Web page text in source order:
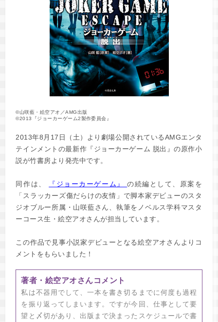
©山咲藍・絵空アオ／AMG出版
©2013『ジョーカーゲーム2製作委員会』
2013年8月17日（土）より劇場公開されているAMGエンタ
テインメントの最新作『ジョーカーゲーム 脱出』の原作小
説が竹書房より発売中です。
同作は、 『ジョーカーゲーム』の続編として、原案を
「スラッカーズ傷だらけの友情」で脚本家デビューのスタ
ジオブルー所属・山咲藍さん、執筆をノベルス学科マスタ
ーコース生・絵空アオさんが担当しています。
この作品で見事小説家デビューとなる絵空アオさんよりコ
メントをもらいました！
著者・絵空アオさんコメント
私は不器用でして、一本を書き切るまでに何度も過程
を振り返ってしまいます。ですが今回、仕事として要
望と〆切があり、出版まで決まったスケジュールで書